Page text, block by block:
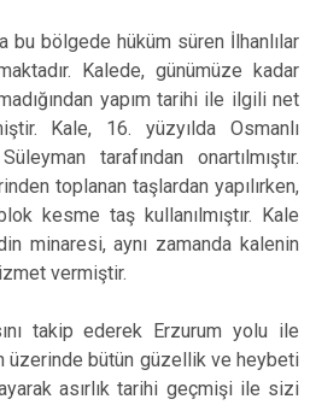
Pazaryolu
Şenkaya
Tekman
Tortum
Uzundere
Palandöken
Yakutiye
bu bölgede hüküm süren İlhanlılar
Kalede, günümüze kadar
yapım tarihi ile ilgili net
Kale, 16. yüzyılda Osmanlı
tarafından onartılmıştır.
toplanan taşlardan yapılırken,
kesme taş kullanılmıştır. Kale
minaresi, aynı zamanda kalenin
vermiştir.
takip ederek Erzurum yolu ile
üzerinde bütün güzellik ve heybeti
asırlık tarihi geçmişi ile sizi